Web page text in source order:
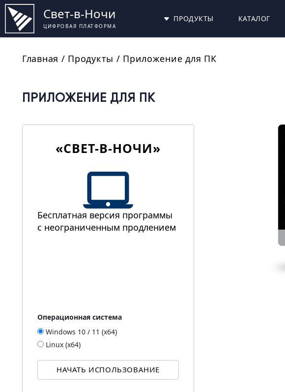
Свет-в-Ночи
ЦИФРОВАЯ ПЛАТФОРМА
ПРОДУКТЫ КАТАЛОГ
Главная / Продукты / Приложение для ПК
ПРИЛОЖЕНИЕ ДЛЯ ПК
«СВЕТ-В-НОЧИ»
Бесплатная версия программы
с неограниченным продлением
Операционная система
Windows 10 / 11 (x64)
Linux (x64)
НАЧАТЬ ИСПОЛЬЗОВАНИЕ